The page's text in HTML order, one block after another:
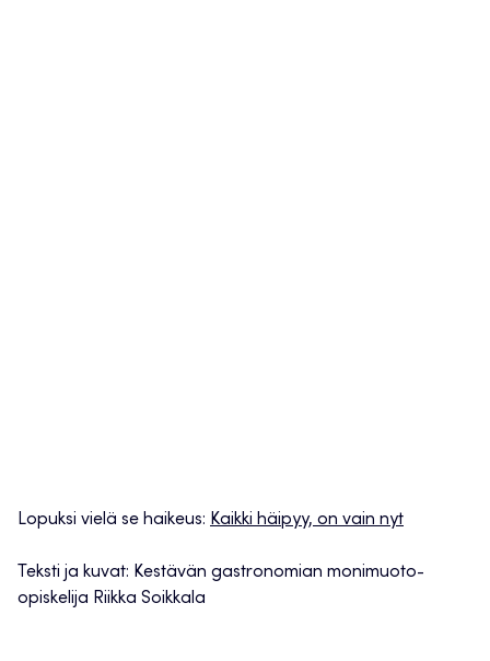
Lopuksi vielä se haikeus: Kaikki häipyy, on vain nyt
Teksti ja kuvat: Kestävän gastronomian monimuoto-
opiskelija Riikka Soikkala